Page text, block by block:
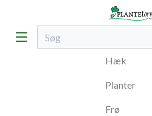
Hæk
Planter
Frø